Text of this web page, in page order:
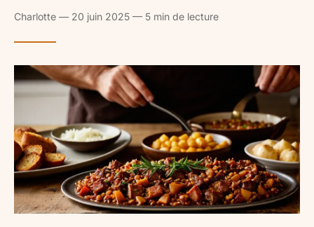
Charlotte — 20 juin 2025 — 5 min de lecture